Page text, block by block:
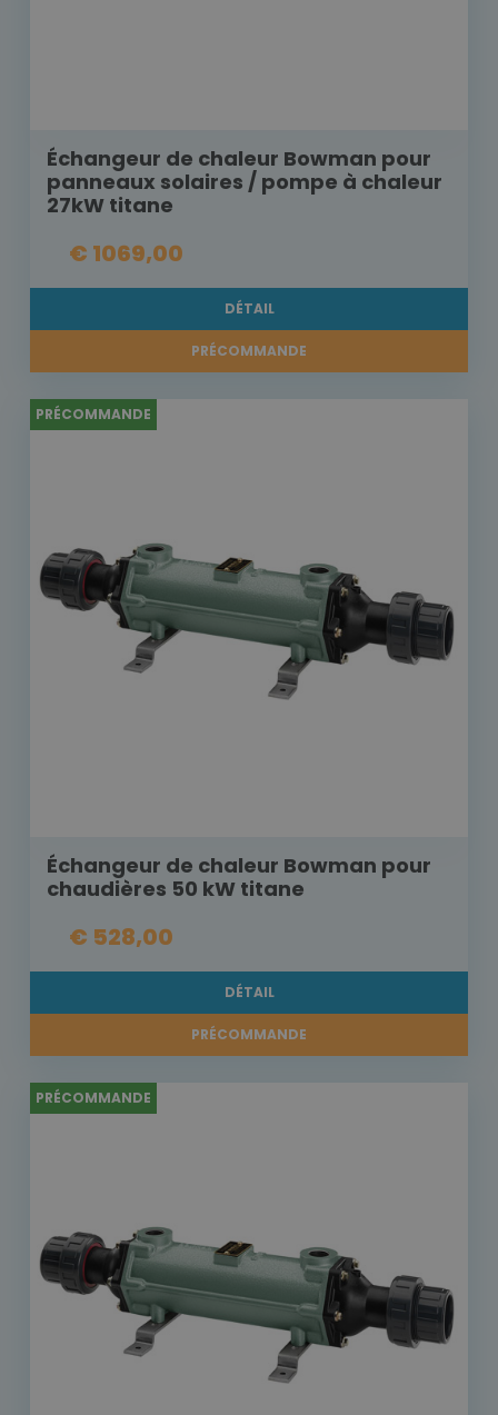
Échangeur de chaleur Bowman pour
panneaux solaires / pompe à chaleur
27kW titane
€ 1069,00
DÉTAIL
PRÉCOMMANDE
PRÉCOMMANDE
Échangeur de chaleur Bowman pour
chaudières 50 kW titane
€ 528,00
DÉTAIL
PRÉCOMMANDE
PRÉCOMMANDE